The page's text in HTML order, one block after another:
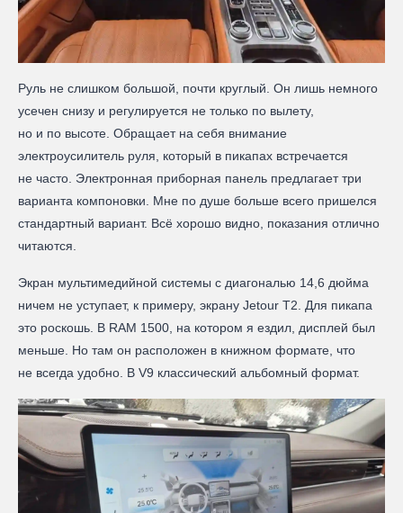
Руль не слишком большой, почти круглый. Он лишь немного
усечен снизу и регулируется не только по вылету,
но и по высоте. Обращает на себя внимание
электроусилитель руля, который в пикапах встречается
не часто. Электронная приборная панель предлагает три
варианта компоновки. Мне по душе больше всего пришелся
стандартный вариант. Всё хорошо видно, показания отлично
читаются.
Экран мультимедийной системы с диагональю 14,6 дюйма
ничем не уступает, к примеру, экрану Jetour T2. Для пикапа
это роскошь. В RAM 1500, на котором я ездил, дисплей был
меньше. Но там он расположен в книжном формате, что
не всегда удобно. В V9 классический альбомный формат.